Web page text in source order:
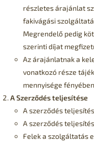
részletes árajánlat
fakivágási
Megrendelő pedig
szerinti díjat
Az árajánlatnak a
vonatkozó része
mennyisége
A Szerződés teljesítése
A szerződés
A szerződés
Felek a szolgáltatás